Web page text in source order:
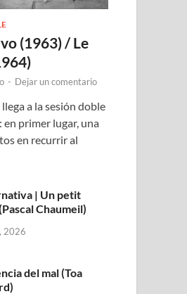
(1963) / Le
- Dejar un comentario
a la sesión doble
en primer lugar, una
en recurrir al
| Un petit
Chaumeil)
2026
del mal (Toa